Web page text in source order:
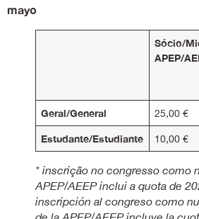
mayo
Sócio/
APEP/
Geral/General 25,00 €
Estudante/Estudiante 10,00 €
* inscrição no congresso como
APEP/AEEP inclui a quota de
inscripción al congreso como